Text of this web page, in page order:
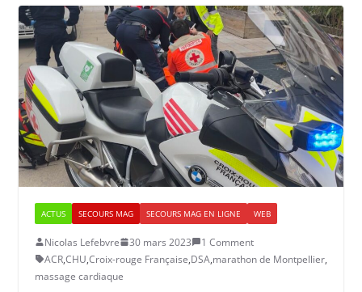
ACTUS SECOURS MAG SECOURS MAG EN LIGNE WEB
Nicolas Lefebvre 30 mars 2023
1 Comment
ACR,CHU,Croix-rouge Française,DSA,marathon de Montpellier,
massage cardiaque